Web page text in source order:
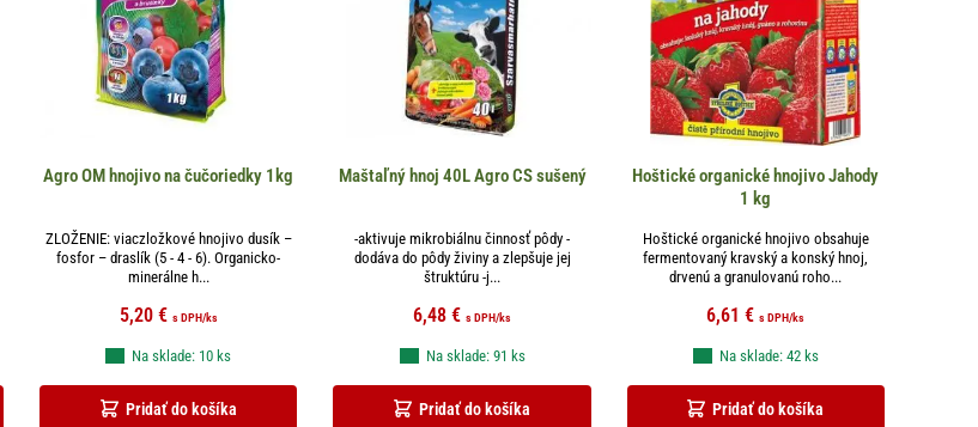
Agro OM hnojivo na čučoriedky 1kg
ZLOŽENIE: viaczložkové hnojivo dusík –
fosfor – draslík (5 - 4 - 6). Organicko-
minerálne h...
5,20 € s DPH/ks
Pridať do košíka
Na sklade: 10 ks
Maštaľný hnoj 40L Agro CS sušený
-aktivuje mikrobiálnu činnosť pôdy -
dodáva do pôdy živiny a zlepšuje jej
štruktúru -j...
6,48 € s DPH/ks
Pridať do košíka
Na sklade: 91 ks
Hoštické organické hnojivo Jahody
1 kg
Hoštické organické hnojivo obsahuje
fermentovaný kravský a konský hnoj,
drvenú a granulovanú roho...
6,61€ s DPH/ks
Pridať do košíka
Na sklade: 42 ks